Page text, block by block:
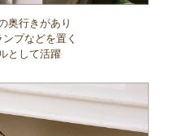
奥行きがあり
プなどを置く
として活躍